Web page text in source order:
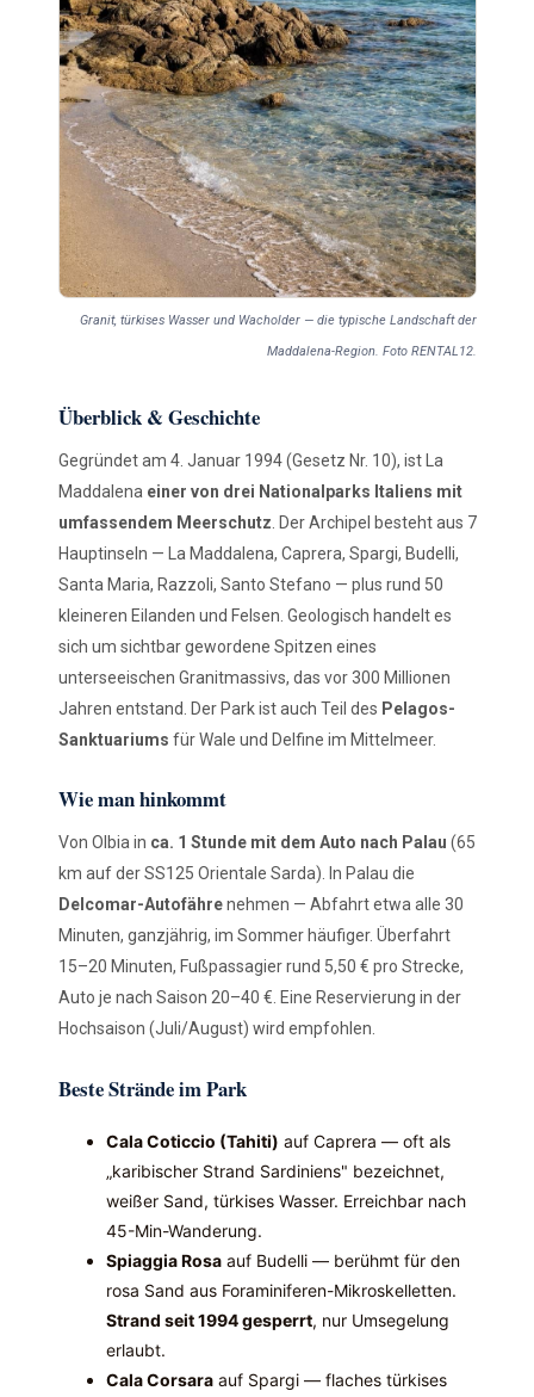
Granit, türkises Wasser und Wacholder — die typische Landschaft der
Maddalena-Region. Foto RENTAL12.
Überblick & Geschichte
Gegründet am 4. Januar 1994 (Gesetz Nr. 10), ist La
Maddalena einer von drei Nationalparks Italiens mit
umfassendem Meerschutz . Der Archipel besteht aus 7
Hauptinseln — La Maddalena, Caprera, Spargi, Budelli,
Santa Maria, Razzoli, Santo Stefano — plus rund 50
kleineren Eilanden und Felsen. Geologisch handelt es
sich um sichtbar gewordene Spitzen eines
unterseeischen Granitmassivs, das vor 300 Millionen
Jahren entstand. Der Park ist auch Teil des Pelagos-
Sanktuariums für Wale und Delfine im Mittelmeer.
Wie man hinkommt
Von Olbia in ca. 1 Stunde mit dem Auto nach Palau (65
km auf der SS125 Orientale Sarda). In Palau die
Delcomar-Autofährenehmen — Abfahrt etwa alle 30
Minuten, ganzjährig, im Sommer häufiger. Überfahrt
15–20 Minuten, Fußpassagier rund 5,50 € pro Strecke,
Auto je nach Saison 20–40 €. Eine Reservierung in der
Hochsaison (Juli/August) wird empfohlen.
Beste Strände im Park
Cala Coticcio (Tahiti) auf Caprera — oft als
„karibischer Strand Sardiniens" bezeichnet,
weißer Sand, türkises Wasser. Erreichbar nach
45-Min-Wanderung.
Spiaggia Rosaauf Budelli — berühmt für den
rosa Sand aus Foraminiferen-Mikroskelletten.
Strand seit 1994 gesperrt, nur Umsegelung
erlaubt.
Cala Corsaraauf Spargi — flaches türkises